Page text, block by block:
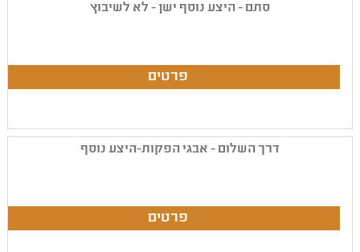
סתם - היצע נוסף ישן - לא לשיבוץ
דרך השלום - אבגי הפקות-היצע נוסף